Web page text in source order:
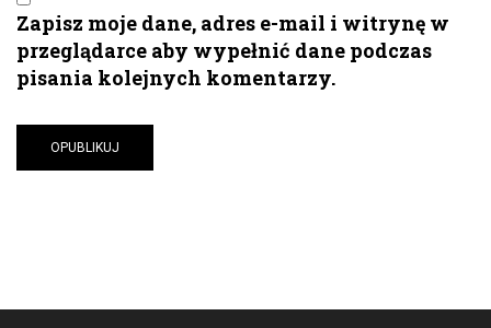
Zapisz moje dane, adres e-mail i witrynę w
przeglądarce aby wypełnić dane podczas
pisania kolejnych komentarzy.